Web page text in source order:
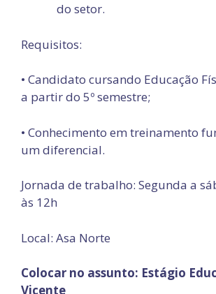
do setor.
Requisitos:
• Candidato cursando Educação
a partir do 5º semestre;
• Conhecimento em treinamento
um diferencial.
Jornada de trabalho: Segunda a
às 12h
Local: Asa Norte
Colocar no assunto: Estágio
Vicente